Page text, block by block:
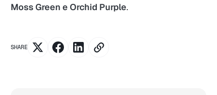
Moss Green e Orchid Purple.
SHARE